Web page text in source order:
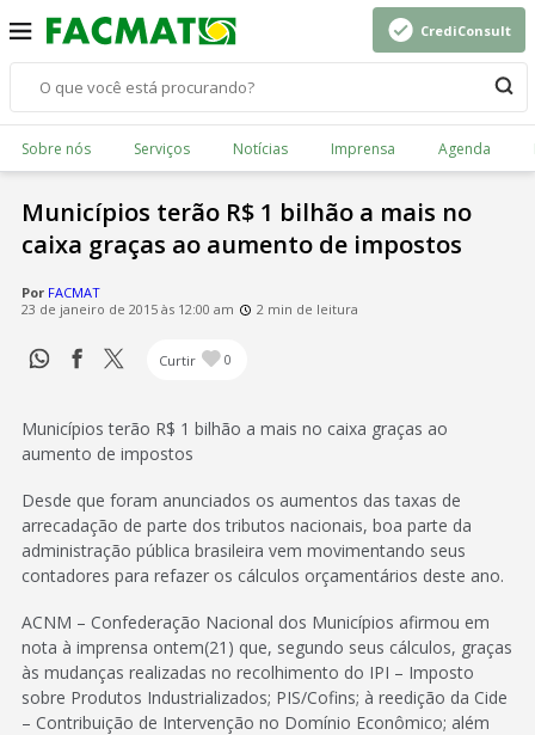
CrediConsult
Sobre nós Serviços Notícias Imprensa Agenda
Municípios terão R$ 1 bilhão a mais no
caixa graças ao aumento de impostos
Por FACMAT
23 de janeiro de 2015 às 12:00 am
2 min de leitura
Curtir 0
Municípios terão R$ 1 bilhão a mais no caixa graças ao
aumento de impostos
Desde que foram anunciados os aumentos das taxas de
arrecadação de parte dos tributos nacionais, boa parte da
administração pública brasileira vem movimentando seus
contadores para refazer os cálculos orçamentários deste ano.
ACNM – Confederação Nacional dos Municípios afirmou em
nota à imprensa ontem(21) que, segundo seus cálculos, graças
às mudanças realizadas no recolhimento do IPI – Imposto
sobre Produtos Industrializados; PIS/Cofins; à reedição da Cide
– Contribuição de Intervenção no Domínio Econômico; além